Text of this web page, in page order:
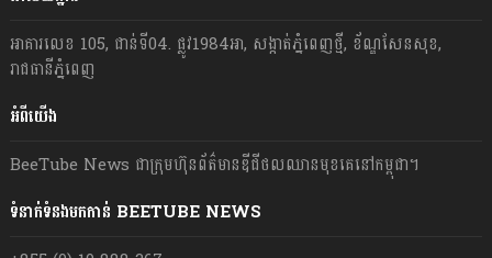
អាគារលេខ 105, ជាន់ទី04. ផ្លូវ1984អា, សង្កាត់ភ្នំពេញថ្មី, ខ័ណ្ឌសែនសុខ,
រាជធានីភ្នំពេញ
អំពីយើង
BeeTube News ជា​ក្រុមហ៊ុន​ព័ត៌មាន​ឌីជីថលឈាន​មុខ​គេ​នៅ​កម្ពុជា។
ទំនាក់ទំនងមកកាន់ BEETUBE NEWS